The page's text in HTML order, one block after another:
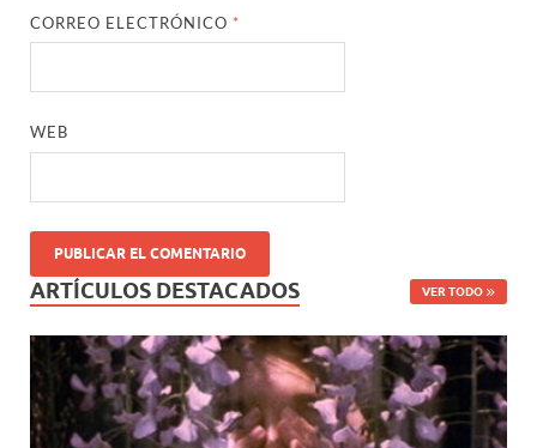
CORREO ELECTRÓNICO *
WEB
ARTÍCULOS DESTACADOS VER TODO